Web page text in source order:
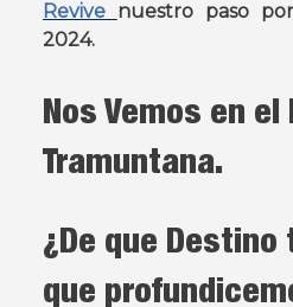
Revive nuestro paso
2024.
Nos Vemos en el
Tramuntana.
¿De que
que